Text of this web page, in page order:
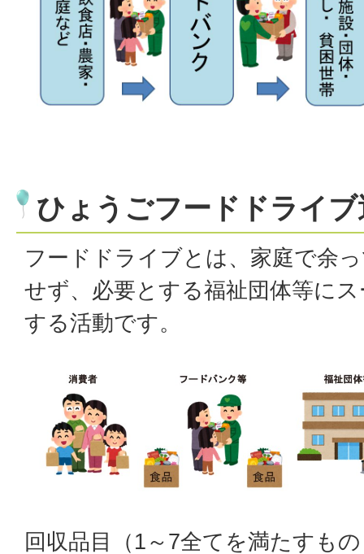
ひょうごフードドライブ
フードドライブとは、家庭で余
せず、必要とする福祉団体等に
する活動です。
回収品目（1～7全てを満たすも